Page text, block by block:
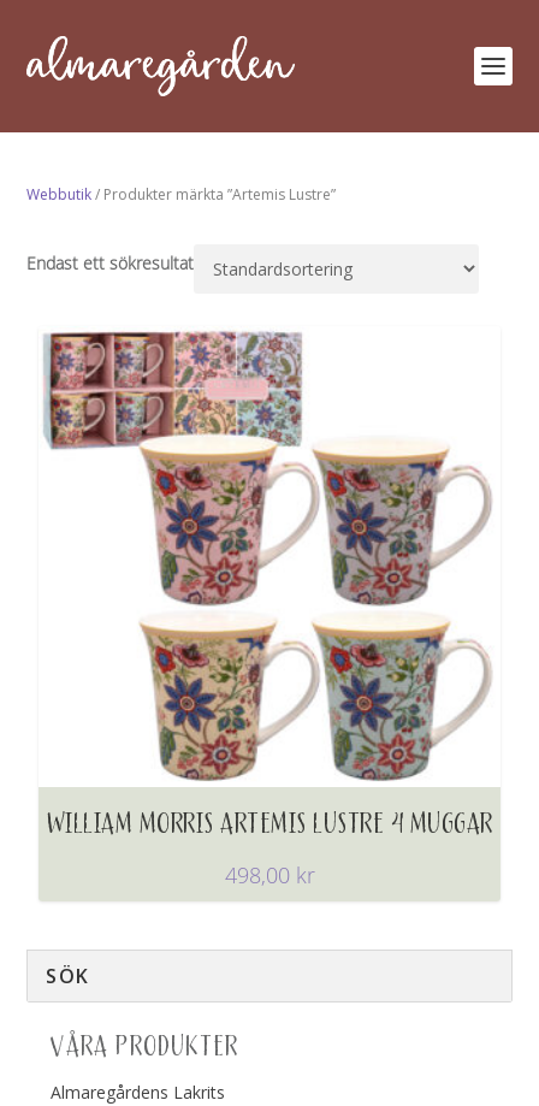
Webbutik/ Produkter märkta ”Artemis Lustre”
Endast ett sökresultat
WILLIAM MORRIS ARTEMIS LUSTRE 4 MUGGAR
498,00 kr
VÅRA PRODUKTER
Almaregårdens Lakrits